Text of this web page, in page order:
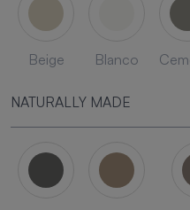
Beige Blanco
NATURALLY MADE